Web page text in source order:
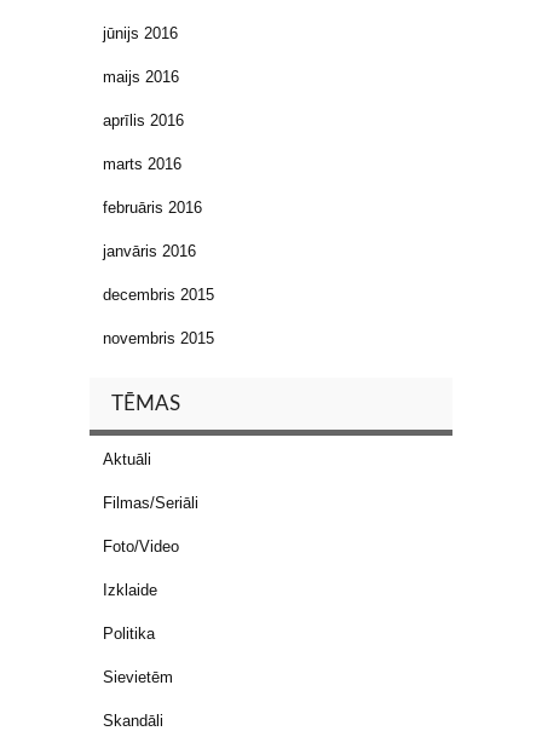
jūnijs 2016
maijs 2016
aprīlis 2016
marts 2016
februāris 2016
janvāris 2016
decembris 2015
novembris 2015
TĒMAS
Aktuāli
Filmas/Seriāli
Foto/Video
Izklaide
Politika
Sievietēm
Skandāli